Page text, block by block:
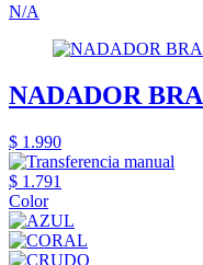
N/A
NADADOR BRA
$ 1.990
$ 1.791
Color